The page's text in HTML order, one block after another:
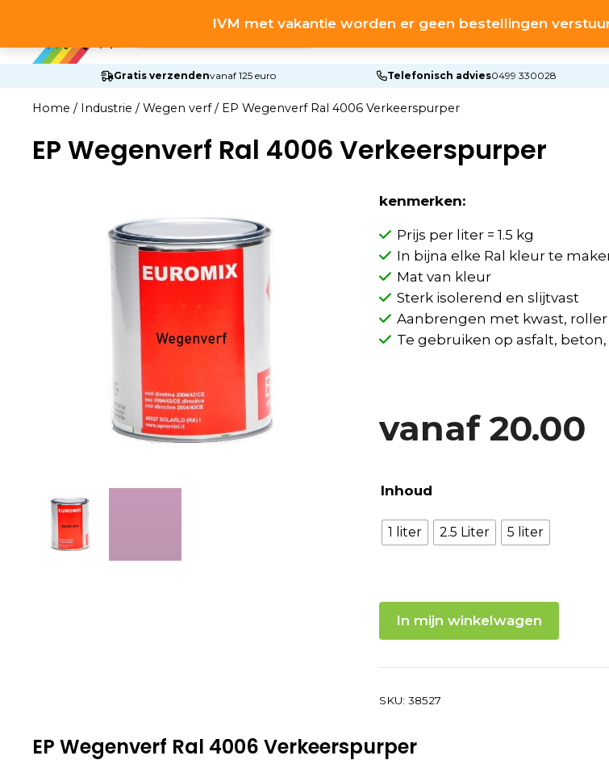
IVM met vakantie worden er geen bestellingen
de
Gratis verzendenvanaf 125 euro Telefonisch advies0499 330028
Home / Industrie /Wegen verf/ EP Wegenverf Ral 4006 Verkeerspurper
EP Wegenverf Ral 4006 Verkeerspurper
kenmerken:
Prijs per liter = 1.5 kg
In bijna elke Ral kleur te
Mat van kleur
Sterk isolerend en slijtvast
Aanbrengen met kwast,
Te gebruiken op asfalt,
vanaf20.00
Inhoud
1 liter 2.5 Liter 5 liter
In mijn winkelwagen
SKU: 38527
EP Wegenverf Ral 4006 Verkeerspurper